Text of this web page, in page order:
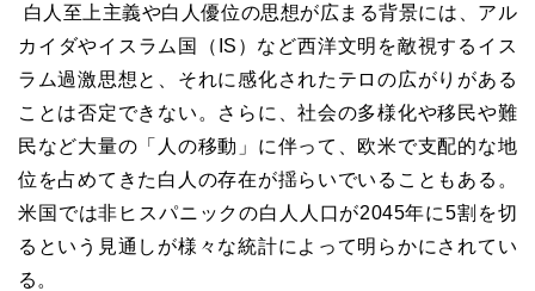
白人至上主義や白人優位の思想が広まる背景には、アル
カイダやイスラム国（IS）など西洋文明を敵視するイス
ラム過激思想と、それに感化されたテロの広がりがある
ことは否定できない。さらに、社会の多様化や移民や難
民など大量の「人の移動」に伴って、欧米で支配的な地
位を占めてきた白人の存在が揺らいでいることもある。
米国では非ヒスパニックの白人人口が2045年に5割を切
るという見通しが様々な統計によって明らかにされてい
る。